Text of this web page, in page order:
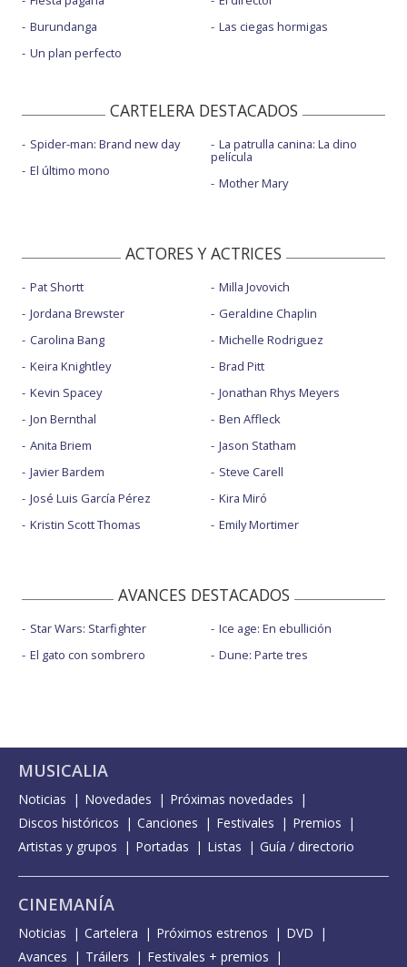
Burundanga
Un plan perfecto
Las ciegas hormigas
CARTELERA DESTACADOS
Spider-man: Brand new day
El último mono
La patrulla canina: La dino
película
Mother Mary
ACTORES Y ACTRICES
Pat Shortt
Jordana Brewster
Carolina Bang
Keira Knightley
Kevin Spacey
Jon Bernthal
Anita Briem
Javier Bardem
José Luis García Pérez
Kristin Scott Thomas
Milla Jovovich
Geraldine Chaplin
Michelle Rodriguez
Brad Pitt
Jonathan Rhys Meyers
Ben Affleck
Jason Statham
Steve Carell
Kira Miró
Emily Mortimer
AVANCES DESTACADOS
Star Wars: Starfighter
El gato con sombrero
Ice age: En ebullición
Dune: Parte tres
MUSICALIA
Noticias Novedades
Próximas novedades
Discos históricos
Canciones Festivales
Premios
Artistas y grupos
Portadas Listas Guía / directorio
CINEMANÍA
Noticias Cartelera Próximos estrenos
DVD
Avances
Tráilers Festivales + premios